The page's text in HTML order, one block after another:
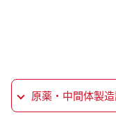
原薬・中間体製